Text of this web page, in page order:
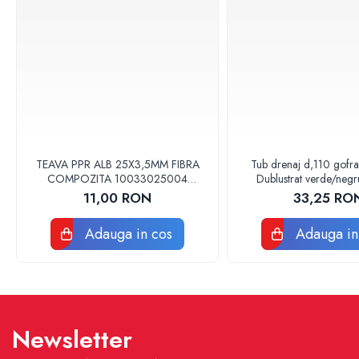
Baterii bideu
Lavoare baie
Baterii sanitare
TEAVA PPR ALB 25X3,5MM FIBRA
COMPOZITA 10033025004
VALDUOTHERM VALROM
11,00 RON
Adauga in cos
Tub drenaj d,110
Dublustrat verde/
Drainkit
33,25
Adauga
Newsletter